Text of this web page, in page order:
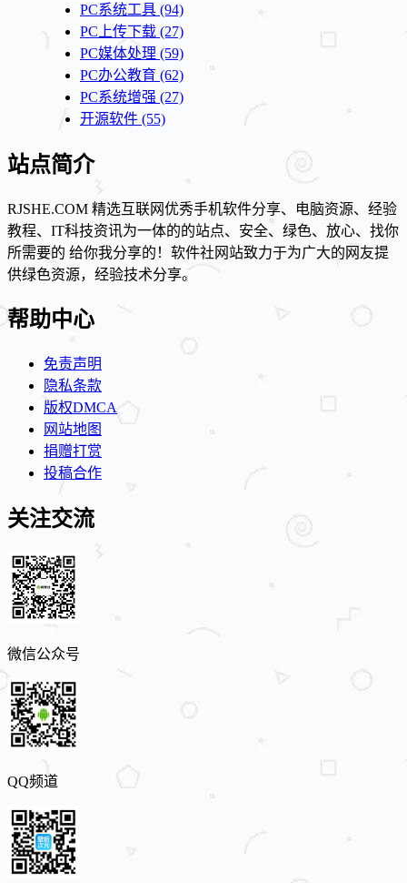
PC系统工具 (94)
PC上传下载 (27)
PC媒体处理 (59)
PC办公教育 (62)
PC系统增强 (27)
开源软件 (55)
站点简介
RJSHE.COM 精选互联网优秀手机软件分享、电脑资源、经验
教程、IT科技资讯为一体的的站点、安全、绿色、放心、找你
所需要的 给你我分享的！软件社网站致力于为广大的网友提
供绿色资源，经验技术分享。
帮助中心
免责声明
隐私条款
版权DMCA
网站地图
捐赠打赏
投稿合作
关注交流
微信公众号
QQ频道